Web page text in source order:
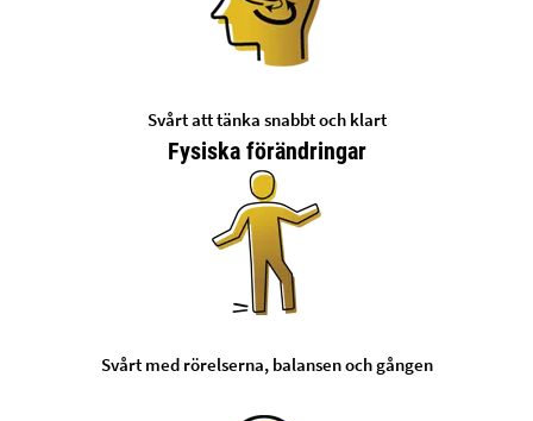
Svårt att tänka snabbt och klart
Fysiska förändringar
Svårt med rörelserna, balansen och gången